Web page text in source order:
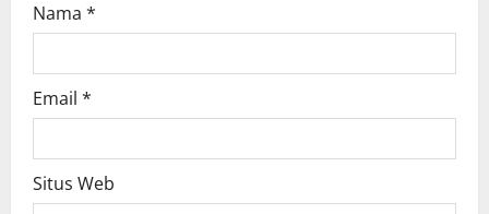
Nama *
Email *
Situs Web